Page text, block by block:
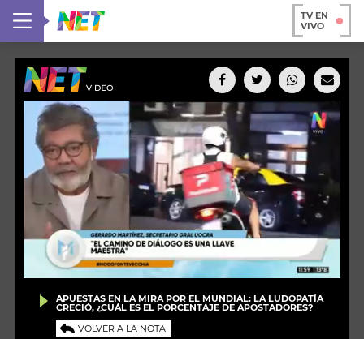
TV EN
VIVO
APUESTAS EN LA MIRA POR EL MUNDIAL: LA LUDOPATÍA
CRECIÓ, ¿CUÁL ES EL PORCENTAJE DE APOSTADORES?
VOLVER A LA NOTA